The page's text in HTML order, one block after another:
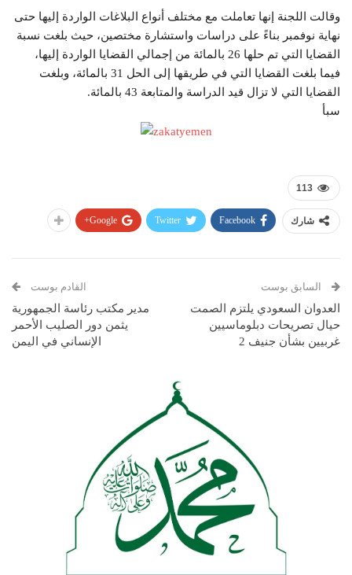
وقالت اللجنة إنها تعاملت مع مختلف أنواع البلاغات الواردة إليها حتى
نهاية نوفمبر بناءً على دراسات واستشارة مختصين، حيث بلغت نسبة
القضايا التي تم حلها 26 بالمائة من إجمالي القضايا الواردة إليها،
فيما بلغت القضايا التي في طريقها إلى الحل 31 بالمائة، وبلغت
القضايا التي لا تزال قيد الدراسة والمتابعة 43 بالمائة.
سبأ
113
شارك Facebook
Twitter
Google+
السابق بوست
العدوان السعودي يلتزم الصمت
حيال تصريحات دبلوماسيين
غربيين بشأن جنيف 2
القادم بوست
مدير مكتب رئاسة الجمهورية
يثمن دور الصليب الأحمر
الإنساني في اليمن